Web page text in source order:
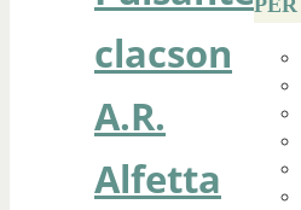
clacson
A.R.
Alfetta